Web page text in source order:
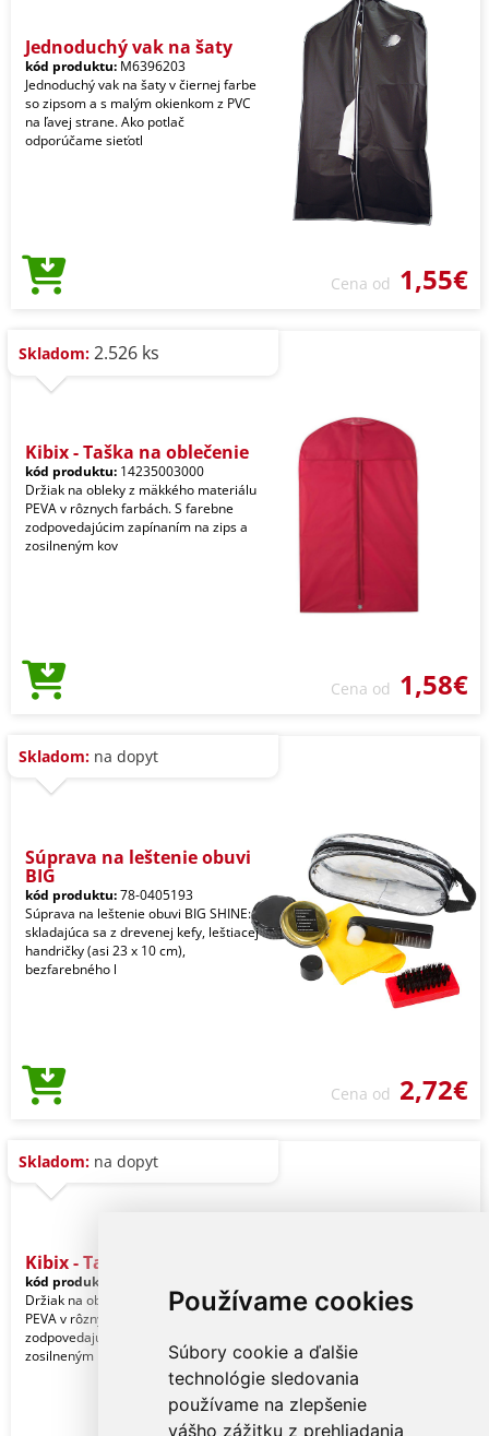
Používame cookies
Súbory cookie a ďalšie
technológie sledovania
používame na zlepšenie
vášho zážitku z prehliadania
Jednoduchý vak na šaty
kód produktu: M6396203
Jednoduchý vak na šaty v čiernej farbe
so zipsom a s malým okienkom z PVC
na ľavej strane. Ako potlač
odporúčame sieťotl
Cena od 1,55€
Skladom: 2.526 ks
Kibix - Taška na oblečenie
kód produktu: 14235003000
Držiak na obleky z mäkkého materiálu
PEVA v rôznych farbách. S farebne
zodpovedajúcim zapínaním na zips a
zosilneným kov
Cena od 1,58€
Skladom: na dopyt
Súprava na leštenie obuvi
BIG
kód produktu:78-0405193
Súprava na leštenie obuvi BIG SHINE:
skladajúca sa z drevenej kefy, leštiacej
handričky (asi 23 x 10 cm),
bezfarebného l
Cena od 2,72€
Skladom: na dopyt
Kibix - Taška na oblečenie
kód produktu:
Držiak na obleky z mäkkého materiálu
PEVA v rôznych farbách. S farebne
zodpovedajúcim zapínaním na zips a
zosilneným kov